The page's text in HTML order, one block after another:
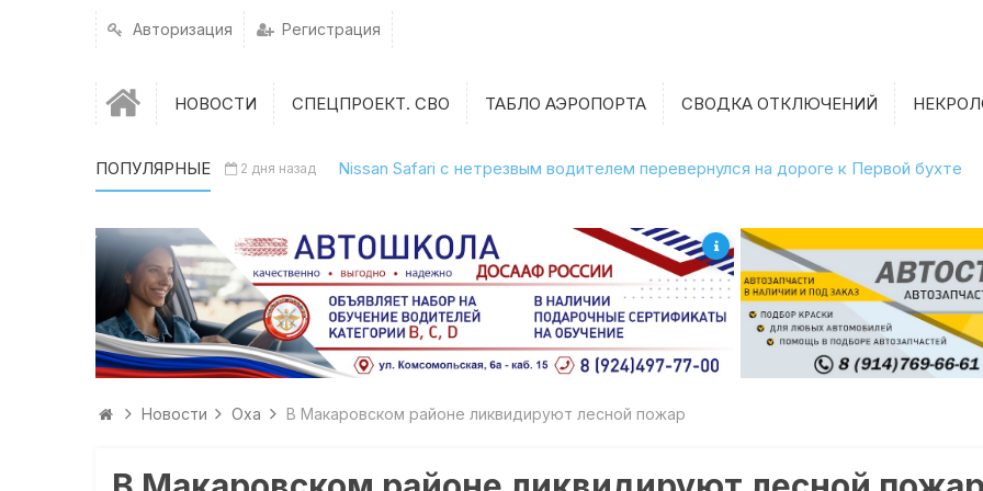
Авторизация Регистрация
НОВОСТИ СПЕЦПРОЕКТ. СВО ТАБЛО АЭРОПОРТА СВОДКА ОТКЛЮЧЕНИЙ
ПОПУЛЯРНЫЕ 2 дня назад Nissan Safari с нетрезвым водителем перевернулся на дороге к Первой бухте
Новости Оха В Макаровском районе ликвидируют лесной пожар